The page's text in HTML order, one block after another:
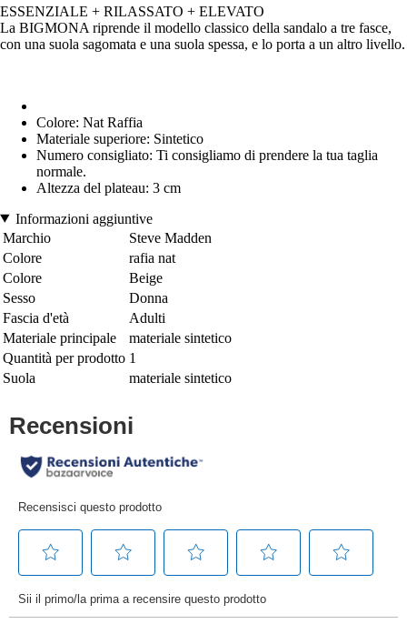
ESSENZIALE + RILASSATO + ELEVATO
La BIGMONA riprende il modello classico della sandalo a tre fasce,
con una suola sagomata e una suola spessa, e lo porta a un altro livello.
Colore: Nat Raffia
Materiale superiore: Sintetico
Numero consigliato: Ti consigliamo di prendere la tua taglia
normale.
Altezza del plateau: 3 cm
Informazioni aggiuntive
Marchio
Steve Madden
Colore
rafia nat
Colore
Beige
Sesso
Donna
Fascia d'età
Adulti
Materiale principale
materiale sintetico
Quantità per prodotto 1
Suola
materiale sintetico